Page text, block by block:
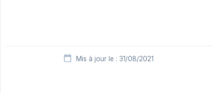
Mis à jour le : 31/08/2021